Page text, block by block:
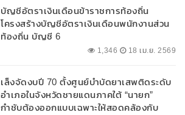
บัญชีอัตราเงินเดือนข้าราชการท้องถิ่น
โครงสร้างบัญชีอัตราเงินเดือนพนักงานส่วน
ท้องถิ่น บัญชี 6
1,346 18 เม.ย. 2569
เล็งจัดงบปี 70 ตั้งศูนย์บำบัดยาเสพติดระดับ
อำเภอในจังหวัดชายแดนภาคใต้ “นายก”
กำชับต้องออกแบบเฉพาะให้สอดคล้องกับ